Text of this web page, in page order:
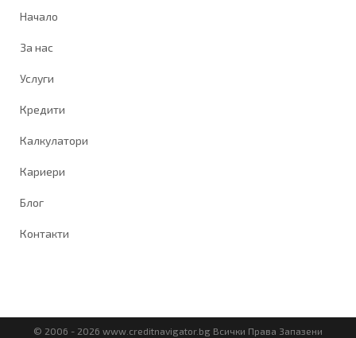
Начало
За нас
Услуги
Кредити
Калкулатори
Кариери
Блог
Контакти
© 2006 - 2026 www.creditnavigator.bg Всички Права Запазени